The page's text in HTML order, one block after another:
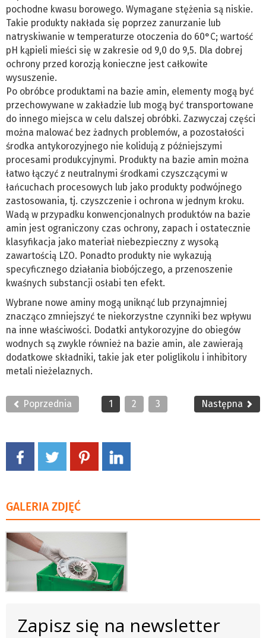
pochodne kwasu borowego. Wymagane stężenia są niskie.
Takie produkty nakłada się poprzez zanurzanie lub
natryskiwanie w temperaturze otoczenia do 60°C; wartość
pH kąpieli mieści się w zakresie od 9,0 do 9,5. Dla dobrej
ochrony przed korozją konieczne jest całkowite
wysuszenie.
Po obróbce produktami na bazie amin, elementy mogą być
przechowywane w zakładzie lub mogą być transportowane
do innego miejsca w celu dalszej obróbki. Zazwyczaj części
można malować bez żadnych problemów, a pozostałości
środka antykorozyjnego nie kolidują z późniejszymi
procesami produkcyjnymi. Produkty na bazie amin można
łatwo łączyć z neutralnymi środkami czyszczącymi w
łańcuchach procesowych lub jako produkty podwójnego
zastosowania, tj. czyszczenie i ochrona w jednym kroku.
Wadą w przypadku konwencjonalnych produktów na bazie
amin jest ograniczony czas ochrony, zapach i ostatecznie
klasyfikacja jako materiał niebezpieczny z wysoką
zawartością LZO. Ponadto produkty nie wykazują
specyficznego działania biobójczego, a przenoszenie
kwaśnych substancji osłabi ten efekt.
Wybrane nowe aminy mogą uniknąć lub przynajmniej
znacząco zmniejszyć te niekorzystne czynniki bez wpływu
na inne właściwości. Dodatki antykorozyjne do obiegów
wodnych są zwykle również na bazie amin, ale zawierają
dodatkowe składniki, takie jak eter poliglikolu i inhibitory
metali nieżelaznych.
Poprzednia 1 2 3 Następna
GALERIA ZDJĘĆ
Zapisz się na newsletter